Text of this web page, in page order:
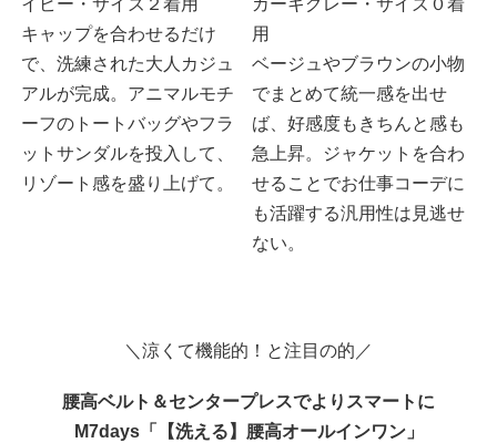
キャップを合わせるだけ
で、洗練された大人カジュ
アルが完成。アニマルモチ
ーフのトートバッグやフラ
ットサンダルを投入して、
リゾート感を盛り上げて。
用
ベージュやブラウンの小物
でまとめて統一感を出せ
ば、好感度もきちんと感も
急上昇。ジャケットを合わ
せることでお仕事コーデに
も活躍する汎用性は見逃せ
ない。
＼涼くて機能的！と注目の的／
腰高ベルト＆センタープレスでよりスマートに
M7days「【洗える】腰高オールインワン」